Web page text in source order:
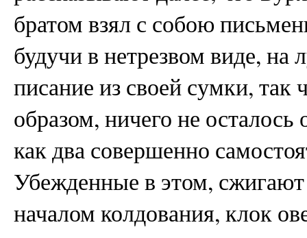
братом взял с собою
будучи в нетрезвом виде, на
писание из своей сумки, так
образом, ничего не
как два совершенно
Убежденные в этом,
началом колдования, клок